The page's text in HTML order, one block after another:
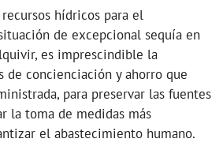
hídricos para el
de excepcional sequía en
es imprescindible la
de concienciación y ahorro que
para preservar las fuentes
la toma de medidas más
el abastecimiento humano.